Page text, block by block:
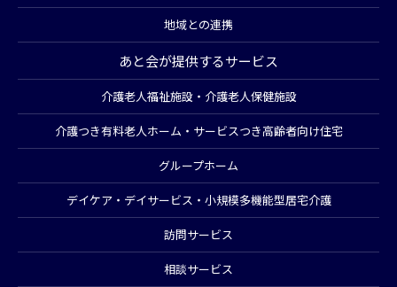
地域との連携
あと会が提供するサービス
介護老人福祉施設・介護老人保健施設
介護つき有料老人ホーム・サービスつき高齢者向け住宅
グループホーム
デイケア・デイサービス・小規模多機能型居宅介護
訪問サービス
相談サービス